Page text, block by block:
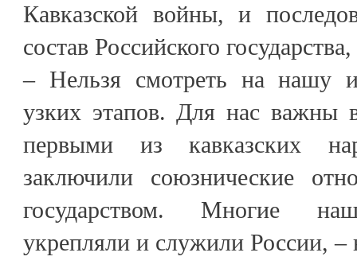
Кавказской войны, и
состав Российского
– Нельзя смотреть на нашу
узких этапов. Для нас важны
первыми из кавказских
заключили союзнические
государством. Многие
укрепляли и служили России, –